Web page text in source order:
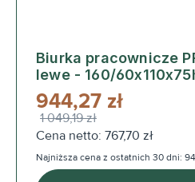
Biurka pracownicze
lewe - 160/
944,27 zł
1 049,19 zł
Cena netto: 767,70 zł
Najniższa cena z ostatnich 30 dni: